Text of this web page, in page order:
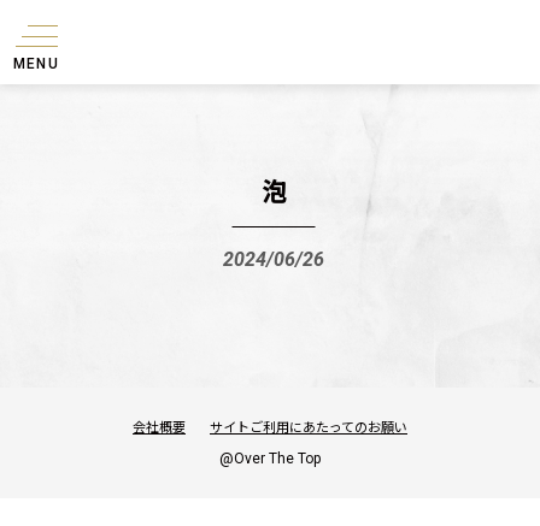
MENU
泡
2024/06/26
会社概要 サイトご利用にあたってのお願い
@Over The Top